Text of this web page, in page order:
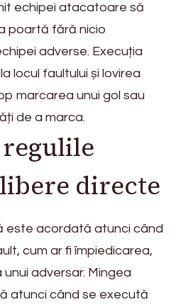
echipei atacatoare să
poartă fără nicio
adverse. Execuția
locul faultului și lovirea
marcarea unui gol sau
de a marca.
directe
este acordată atunci când
cum ar fi împiedicarea,
adversar. Mingea
atunci când se execută